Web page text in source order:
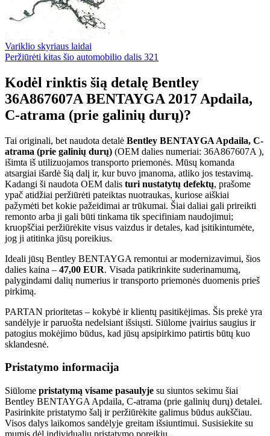
Variklio skyriaus laidai
Peržiūrėti kitas šio automobilio dalis 321
Kodėl rinktis šią detalę Bentley
36A867607A BENTAYGA 2017 Apdaila,
C-atrama (prie galinių durų)?
Tai originali, bet naudota detalė Bentley BENTAYGA Apdaila, C-
atrama (prie galinių durų) (OEM dalies numeriai: 36A867607A ),
išimta iš utilizuojamos transporto priemonės. Mūsų komanda
atsargiai išardė šią dalį ir, kur buvo įmanoma, atliko jos testavimą.
Kadangi ši naudota OEM dalis turi nustatytų defektų, prašome
ypač atidžiai peržiūrėti pateiktas nuotraukas, kuriose aiškiai
pažymėti bet kokie pažeidimai ar trūkumai. Šiai daliai gali prireikti
remonto arba ji gali būti tinkama tik specifiniam naudojimui;
kruopščiai peržiūrėkite visus vaizdus ir detales, kad įsitikintumėte,
jog ji atitinka jūsų poreikius.
Ideali jūsų Bentley BENTAYGA remontui ar modernizavimui, šios
dalies kaina – 47,00 EUR. Visada patikrinkite suderinamumą,
palygindami dalių numerius ir transporto priemonės duomenis prieš
pirkimą.
PARTAN prioritetas – kokybė ir klientų pasitikėjimas. Šis prekė yra
sandėlyje ir paruošta nedelsiant išsiųsti. Siūlome įvairius saugius ir
patogius mokėjimo būdus, kad jūsų apsipirkimo patirtis būtų kuo
sklandesnė.
Pristatymo informacija
Siūlome pristatymą visame pasaulyje su siuntos sekimu šiai
Bentley BENTAYGA Apdaila, C-atrama (prie galinių durų) detalei.
Pasirinkite pristatymo šalį ir peržiūrėkite galimus būdus aukščiau.
Visos dalys laikomos sandėlyje greitam išsiuntimui. Susisiekite su